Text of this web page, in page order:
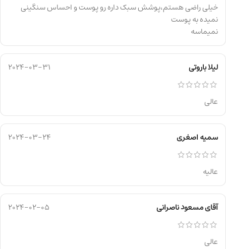
خیلی راضی هستم،پوشش سبک داره رو پوست و احساس سنگینی
نمیده به پوست
نمیماسه
لیلا باروتی 2024-03-31
عالی
سمیه اصغری 2024-03-24
عالیه
آقای مسعود ناصرانی 2024-02-05
عالی